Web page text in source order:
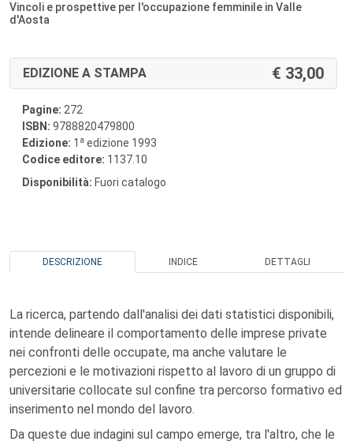
Vincoli e prospettive per l'occupazione femminile in Valle
d'Aosta
EDIZIONE A STAMPA 33,00
Pagine: 272
ISBN: 9788820479800
Edizione: 1 a edizione 1993
Codice editore: 1137.10
Disponibilità: Fuori catalogo
DESCRIZIONE INDICE DETTAGLI
La ricerca, partendo dall'analisi dei dati statistici disponibili,
intende delineare il comportamento delle imprese private
nei confronti delle occupate, ma anche valutare le
percezioni e le motivazioni rispetto al lavoro di un gruppo di
universitarie collocate sul confine tra percorso formativo ed
inserimento nel mondo del lavoro.
Da queste due indagini sul campo emerge, tra l'altro, che le